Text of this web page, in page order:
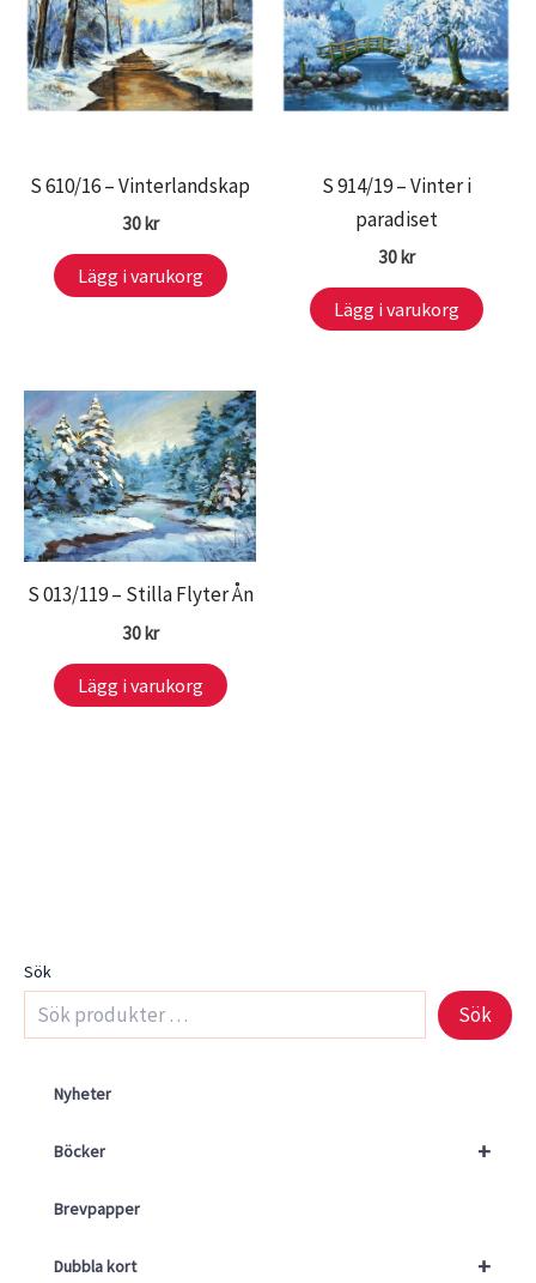
Sök
Sök
Nyheter
+
Böcker
Brevpapper
+
Dubbla kort
S 610/16 – Vinterlandskap
30kr
Lägg i varukorg
S 914/19 – Vinter i
paradiset
30kr
Lägg i varukorg
S 013/119 – Stilla Flyter Ån
30kr
Lägg i varukorg